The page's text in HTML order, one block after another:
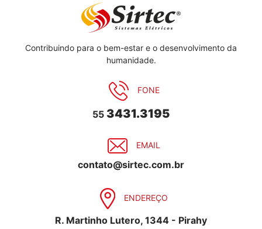
Contribuindo para o bem-estar e o desenvolvimento da
humanidade.
FONE
55 3431.3195
EMAIL
contato@sirtec.com.br
ENDEREÇO
R. Martinho Lutero, 1344 - Pirahy